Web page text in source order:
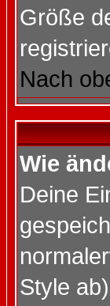
Größe
Nach
Wie
Deine
Style